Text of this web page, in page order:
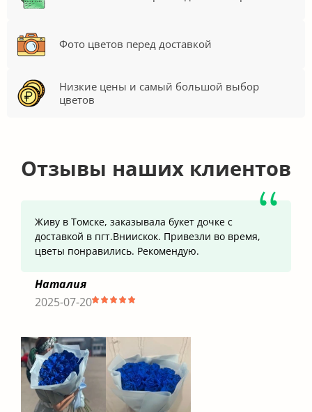
Фото цветов перед доставкой
Низкие цены и самый большой выбор
цветов
Отзывы наших клиентов
Живу в Томске, заказывала букет дочке с
доставкой в пгт.Вниискок. Привезли во время,
цветы понравились. Рекомендую.
Наталия
2025-07-20